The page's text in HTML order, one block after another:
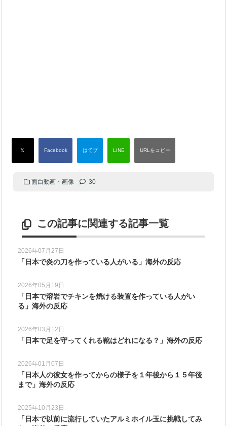
面白動画・画像 30
この記事に関連する記事一覧
2026年07月27日
「日本で炎の刀を作っている人がいる」海外の反応
2026年05月19日
「日本で溶岩でチキンを焼ける装置を作っている人がい
る」海外の反応
2026年03月12日
「日本で足を守ってくれる靴はどれになる？」海外の反応
2026年01月07日
「日本人の彼女を作ってからの様子を１年後から１５年後
まで」海外の反応
2025年10月23日
「日本で以前に流行していたアルミホイル玉に挑戦してみ